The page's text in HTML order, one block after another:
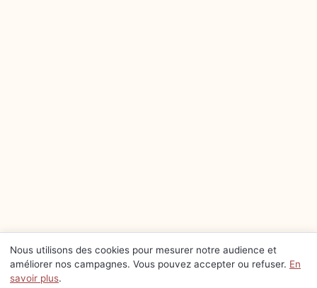
Nous utilisons des cookies pour mesurer notre audience et
améliorer nos campagnes. Vous pouvez accepter ou refuser. En
savoir plus.